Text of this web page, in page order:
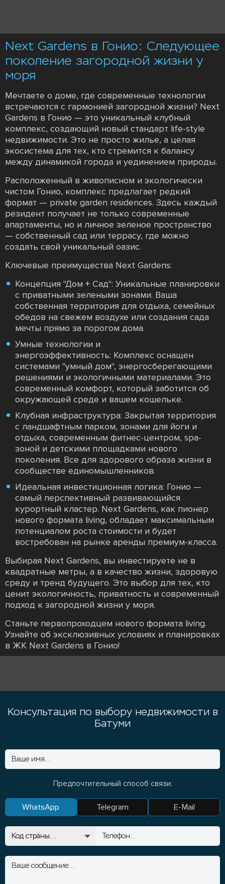
Next Gardens в Гонио: Следующее
поколение загородной жизни у
моря
Мечтаете о доме, где современные технологии
встречаются с гармонией загородной жизни? Next
Gardens в Гонио — это уникальный клубный
комплекс, создающий новый стандарт life-style
недвижимости. Это не просто жилье, а целая
экосистема для тех, кто стремится к балансу
между динамикой города и уединением природы.
Расположенный в живописном и экологически
чистом Гонио, комплекс предлагает редкий
формат — private garden residences. Здесь каждый
резидент получает не только современные
апартаменты, но и личное зеленое пространство
— собственный сад или террасу, где можно
создать свой уникальный оазис.
Ключевые преимущества Next Gardens:
Концепция "Дом + Сад": Уникальные планировки
с приватными зелеными зонами. Ваша
собственная территория для отдыха, семейных
обедов на свежем воздухе или создания сада
мечты прямо за порогом дома.
Умные технологии и
энергоэффективность: Комплекс оснащен
системами "умный дом", энергосберегающими
решениями и экологичными материалами. Это
современный комфорт, который заботится об
окружающей среде и вашем кошельке.
Клубная инфраструктура: Закрытая территория
с ландшафтным парком, зонами для йоги и
отдыха, современным фитнес-центром, spa-
зоной и детскими площадками нового
поколения. Все для здорового образа жизни в
сообществе единомышленников.
Идеальная инвестиционная логика: Гонио —
самый перспективный развивающийся
курортный кластер. Next Gardens, как пионер
нового формата living, обладает максимальным
потенциалом роста стоимости и будет
востребован на рынке аренды премиум-класса.
Выбирая Next Gardens, вы инвестируете не в
квадратные метры, а в качество жизни, здоровую
среду и тренд будущего. Это выбор для тех, кто
ценит экологичность, приватность и современный
подход к загородной жизни у моря.
Станьте первопроходцем нового формата living.
Узнайте об эксклюзивных условиях и планировках
в ЖК Next Gardens в Гонио!
Консультация по выбору недвижимости в
Батуми
Предпочтительный способ связи:
WhatsApp Telegram E-Mail